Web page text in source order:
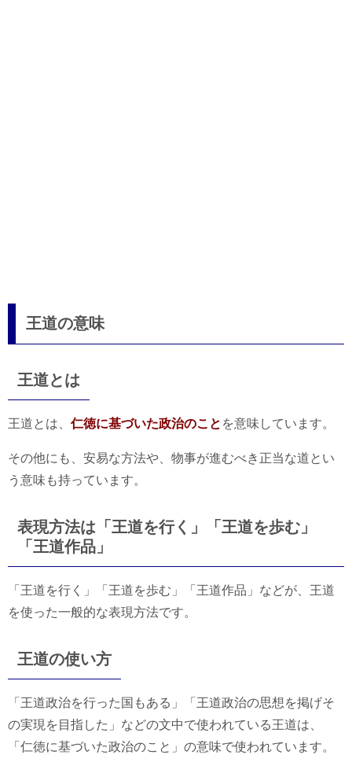
王道の意味
王道とは
王道とは、 仁徳に基づいた政治のこと を意味しています。
その他にも、安易な方法や、物事が進むべき正当な道とい
う意味も持っています。
表現方法は「王道を行く」「王道を歩む」
「王道作品」
「王道を行く」「王道を歩む」「王道作品」などが、王道
を使った一般的な表現方法です。
王道の使い方
「王道政治を行った国もある」「王道政治の思想を掲げそ
の実現を目指した」などの文中で使われている王道は、
「仁徳に基づいた政治のこと」の意味で使われています。